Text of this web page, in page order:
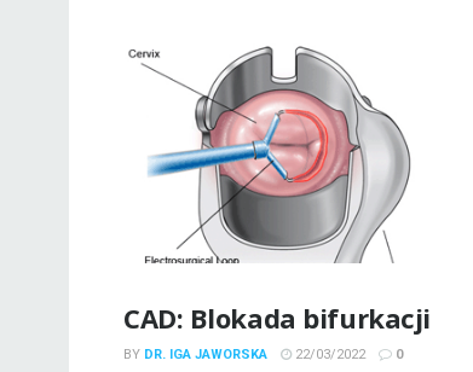
CAD: Blokada bifurkacji
BY DR. IGA JAWORSKA 22/03/2022 0